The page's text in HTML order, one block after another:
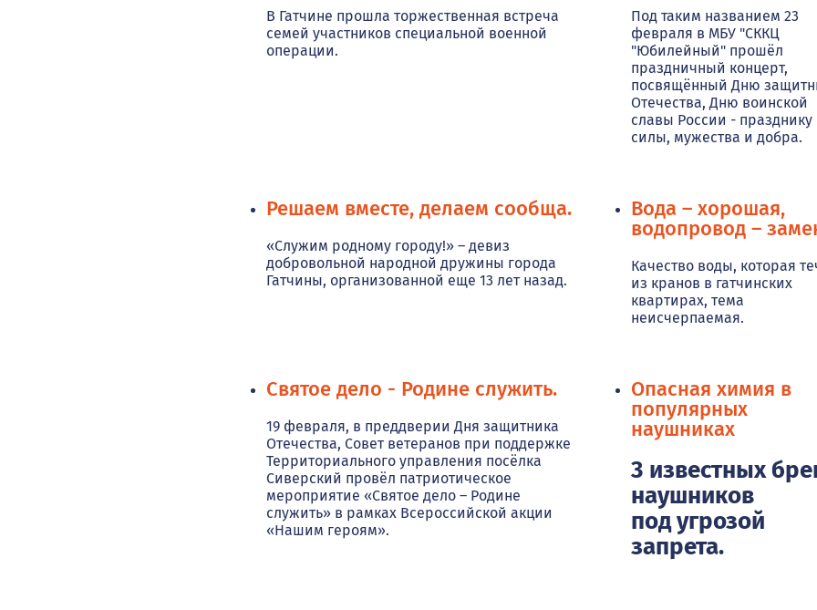
В Гатчине прошла торжественная встреча
семей участников специальной военной
операции.
Под таким названием 23
февраля в МБУ "СККЦ
"Юбилейный" прошёл
праздничный концерт,
посвящённый Дню
Отечества, Дню воинской
славы России - празднику
силы, мужества и добра.
Решаем вместе, делаем сообща.
«Служим родному городу!» – девиз
добровольной народной дружины города
Гатчины, организованной еще 13 лет назад.
Вода – хорошая,
водопровод –
Качество воды, которая
из кранов в гатчинских
квартирах, тема
неисчерпаемая.
Святое дело - Родине служить.
19 февраля, в преддверии Дня защитника
Отечества, Совет ветеранов при поддержке
Территориального управления посёлка
Сиверский провёл патриотическое
мероприятие «Святое дело – Родине
служить» в рамках Всероссийской акции
«Нашим героям».
Опасная химия в
популярных
наушниках
3 известных
наушников
подугрозой
запрета.